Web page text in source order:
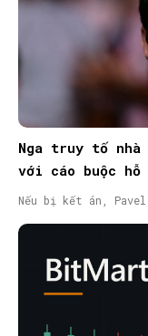
Nga truy tố nhà
với cáo buộc
nã quốc tế
Nếu bị kết án,